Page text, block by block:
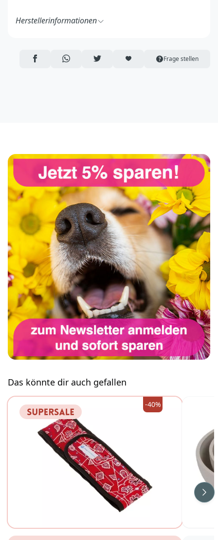
Herstellerinformationen
84416 Inning am Holz
Deutschland
AUF FACEBOOK TEILEN
ÜBER WHATSAPP TEILEN
AUF TWITTER TEILENARTIKEL AUF DIE MERKLISTE
Frage stellen
Das könnte dir auch gefallen
-40%